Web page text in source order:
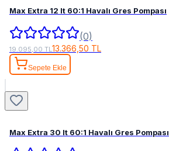
Max Extra 12 lt 60:1 Havalı Gres Pompası
(0)
19.095,00 TL 13.366,50 TL
Sepete Ekle
Max Extra 30 lt 60:1 Havalı Gres Pompası